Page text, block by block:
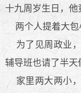
十九周岁生日，他
两个人提着大包
为了见周政业，
辅导班也请了半天
家里两大两小，